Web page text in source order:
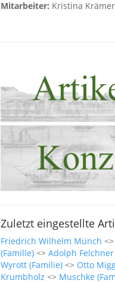
Mitarbeiter: Kristina
Zuletzt eingestellte
Friedrich Wilhelm Münch <>
(Familie) <> Adolph Felchner
Wyrott (Familie) <> Otto
Krumbholz <> Muschke